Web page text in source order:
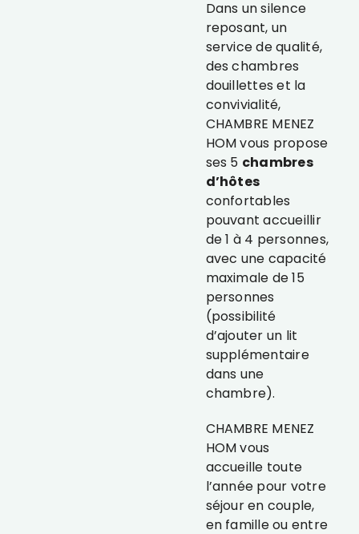
Dans un silence
reposant, un
service de qualité,
des chambres
douillettes et la
convivialité,
CHAMBRE MENEZ
HOM vous propose
ses 5 chambres
d’hôtes
confortables
pouvant accueillir
de 1 à 4 personnes,
avec une capacité
maximale de 15
personnes
(possibilité
d’ajouter un lit
supplémentaire
dans une
chambre).
CHAMBRE MENEZ
HOM vous
accueille toute
l’année pour votre
séjour en couple,
en famille ou entre